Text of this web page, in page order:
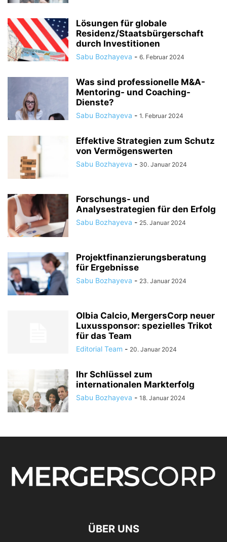
Lösungen für globale
Residenz/Staatsbürgerschaft
durch Investitionen
Sabu Bozhayeva - 6. Februar 2024
Was sind professionelle M&A-
Mentoring- und Coaching-
Dienste?
Sabu Bozhayeva - 1. Februar 2024
Effektive Strategien zum Schutz
von Vermögenswerten
Sabu Bozhayeva - 30. Januar 2024
Forschungs- und
Analysestrategien für den Erfolg
Sabu Bozhayeva - 25. Januar 2024
Projektfinanzierungsberatung
für Ergebnisse
Sabu Bozhayeva - 23. Januar 2024
Olbia Calcio, MergersCorp neuer
Luxussponsor: spezielles Trikot
für das Team
Editorial Team - 20. Januar 2024
Ihr Schlüssel zum
internationalen Markterfolg
Sabu Bozhayeva - 18. Januar 2024
ÜBER UNS